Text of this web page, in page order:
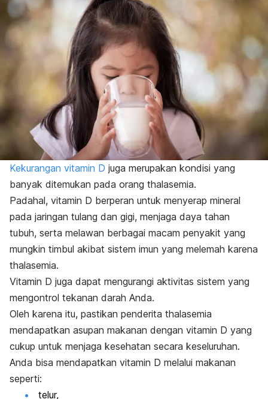
Kekurangan vitamin D juga merupakan kondisi yang
banyak ditemukan pada orang thalasemia.
Padahal, vitamin D berperan untuk menyerap mineral
pada jaringan tulang dan gigi, menjaga daya tahan
tubuh, serta melawan berbagai macam penyakit yang
mungkin timbul akibat sistem imun yang melemah karena
thalasemia.
Vitamin D juga dapat mengurangi aktivitas sistem yang
mengontrol tekanan darah Anda.
Oleh karena itu, pastikan penderita thalasemia
mendapatkan asupan makanan dengan vitamin D yang
cukup untuk menjaga kesehatan secara keseluruhan.
Anda bisa mendapatkan vitamin D melalui makanan
seperti:
telur,